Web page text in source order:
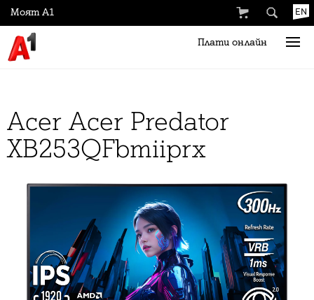
EN
Плати онлайн
Моят А1
Acer Acer Predator
XB253QFbmiiprx